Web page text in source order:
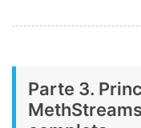
Parte 3.